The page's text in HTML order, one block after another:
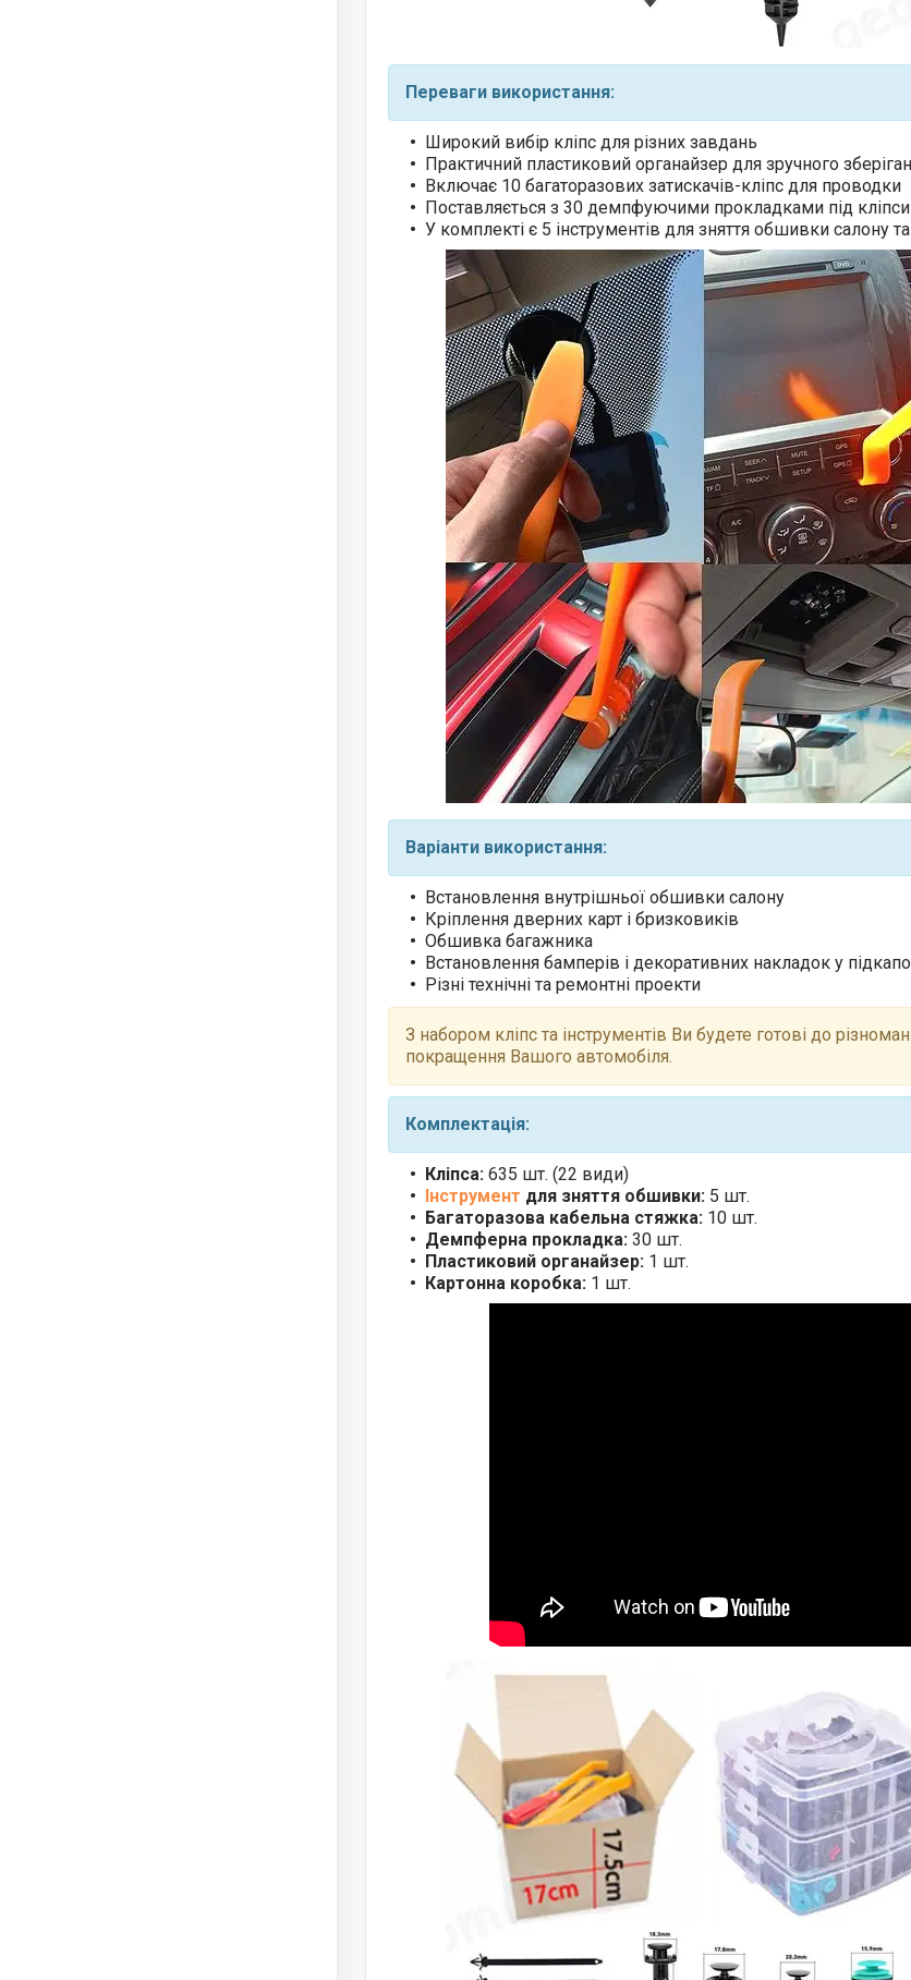
Переваги використання:
Широкий вибір кліпс для різних завдань
Практичний пластиковий органайзер для зручного
Включає 10 багаторазових затискачів-кліпс для проводки
Поставляється з 30 демпфуючими прокладками під кліпси
У комплекті є 5 інструментів для зняття обшивки салону
Варіанти використання:
Встановлення внутрішньої обшивки салону
Кріплення дверних карт і бризковиків
Обшивка багажника
Встановлення бамперів і декоративних накладок у
Різні технічні та ремонтні проекти
З набором кліпс та інструментів Ви будете готові до
покращення Вашого автомобіля.
Комплектація:
Кліпса: 635 шт. (22 види)
Інструмент для зняття обшивки: 5 шт.
Багаторазова кабельна стяжка: 10 шт.
Демпферна прокладка: 30 шт.
Пластиковий органайзер: 1 шт.
Картонна коробка: 1 шт.